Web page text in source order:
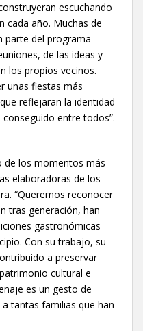
escuchando
cada año. Muchas de
parte del programa
de las ideas y
los propios vecinos.
unas fiestas más
reflejaran la identidad
entre todos”.
de los momentos más
elaboradoras de los
“Queremos reconocer
tras generación, han
gastronómicas
Con su trabajo, su
a preservar
cultural e
es un gesto de
tantas familias que han